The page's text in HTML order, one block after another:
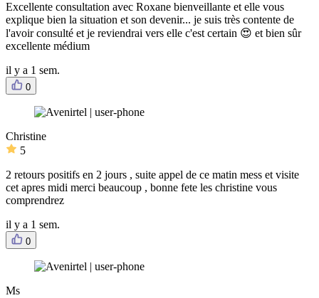
Excellente consultation avec Roxane bienveillante et elle vous
explique bien la situation et son devenir... je suis très contente de
l'avoir consulté et je reviendrai vers elle c'est certain 😍 et bien sûr
excellente médium
il y a 1 sem.
0
Christine
5
2 retours positifs en 2 jours , suite appel de ce matin mess et visite
cet apres midi merci beaucoup , bonne fete les christine vous
comprendrez
il y a 1 sem.
0
Ms